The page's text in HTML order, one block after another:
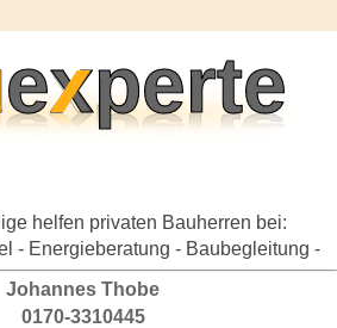
helfen privaten Bauherren bei:
- Energieberatung - Baubegleitung -
Johannes Thobe
0170-3310445